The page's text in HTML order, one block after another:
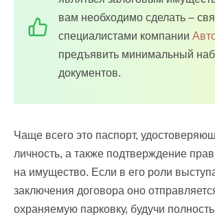
вам необходимо сделать –
специалистами компании
предъявить минимальный
документов.
Чаще всего это паспорт,
личность, а также подтверждение
на имущество. Если в его роли
заключения договора оно
охраняемую парковку, будучи